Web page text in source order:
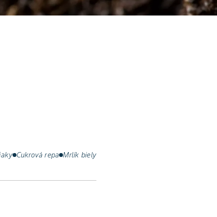
Cukrová repa Mrlík biely